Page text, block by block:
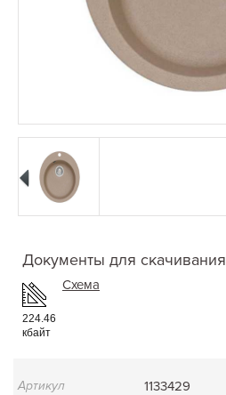
Документы для скачивания
224.46
кбайт
Схема
Артикул 1133429